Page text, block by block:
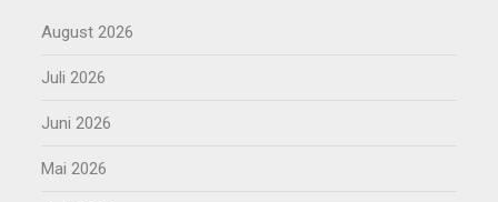
August 2026
Juli 2026
Juni 2026
Mai 2026